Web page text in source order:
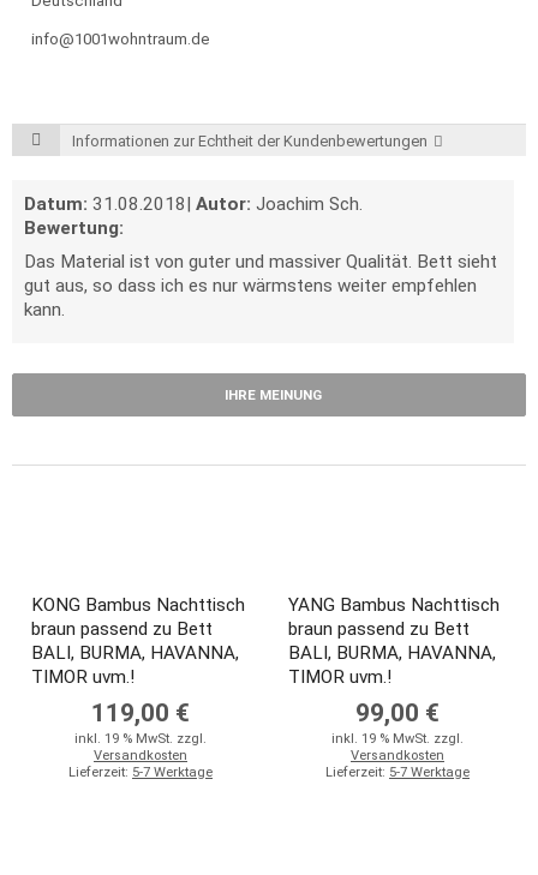
info@1001wohntraum.de
Informationen zur Echtheit der Kundenbewertungen
Datum: 31.08.2018| Autor: Joachim Sch.
Bewertung:
Das Material ist von guter und massiver Qualität. Bett sieht
gut aus, so dass ich es nur wärmstens weiter empfehlen
kann.
IHRE MEINUNG
KONG Bambus Nachttisch
braun passend zu Bett
BALI, BURMA, HAVANNA,
TIMOR uvm.!
119,00 €
inkl. 19 % MwSt. zzgl.
Versandkosten
Lieferzeit: 5-7 Werktage
YANG Bambus Nachttisch
braun passend zu Bett
BALI, BURMA, HAVANNA,
TIMOR uvm.!
99,00 €
inkl. 19 % MwSt. zzgl.
Versandkosten
Lieferzeit: 5-7 Werktage